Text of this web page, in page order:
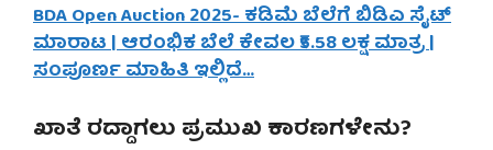
BDA Open Auction 2025- ಕಡಿಮೆ ಬೆಲೆಗೆ ಬಿಡಿಎ ಸೈಟ್
ಮಾರಾಟ | ಆರಂಭಿಕ ಬೆಲೆ ಕೇವಲ ₹5.58 ಲಕ್ಷ ಮಾತ್ರ |
ಸಂಪೂರ್ಣ ಮಾಹಿತಿ ಇಲ್ಲಿದೆ…
ಖಾತೆ ರದ್ದಾಗಲು ಪ್ರಮುಖ ಕಾರಣಗಳೇನು?